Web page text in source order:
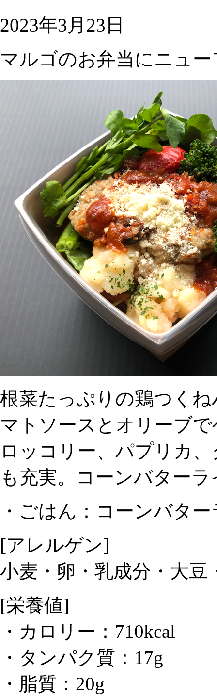
2023年3月23日
マルゴのお弁当にニュ
根菜たっぷりの鶏つく
マトソースとオリーブ
ロッコリー、パプリカ
も充実。コーンバター
・ごはん：コーンバタ
[アレルゲン]
小麦・卵・乳成分・大豆
[栄養値]
・カロリー：710kcal
・タンパク質：17g
・脂質：20g